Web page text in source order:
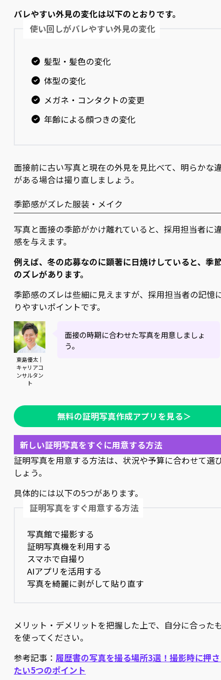
バレやすい外見の変化は以下のとおりです。
使い回しがバレやすい外見の変化
髪型・髪色の変化
体型の変化
メガネ・コンタクトの変更
年齢による顔つきの変化
面接前に古い写真と現在の外見を見比べて、明らかな
がある場合は撮り直しましょう。
季節感がズレた服装・メイク
写真と面接の季節がかけ離れていると、採用担当者に
感を与えます。
例えば、冬の応募なのに顕著に日焼けしていると、季
のズレがあります。
季節感のズレは些細に見えますが、採用担当者の記憶
りやすいポイントです。
東島優太｜
キャリアコ
ンサルタン
ト
面接の時期に合わせた写真を用意しましょ
う。
無料の証明写真作成アプリを見る＞
新しい証明写真をすぐに用意する方法
証明写真を用意する方法は、状況や予算に合わせて選
しょう。
具体的には以下の5つがあります。
証明写真をすぐ用意する方法
写真館で撮影する
証明写真機を利用する
スマホで自撮り
AIアプリを活用する
写真を綺麗に剥がして貼り直す
メリット・デメリットを把握した上で、自分に合った
を使ってください。
参考記事： 履歴書の写真を撮る場所3選！撮影時に押
たい5つのポイント